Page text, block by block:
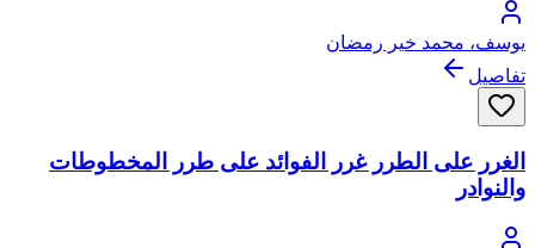
يوسف، محمد خير رمضان
تفاصيل
الغرر على الطرر غرر الفوائد على طرر المخطوطات
والنوادر